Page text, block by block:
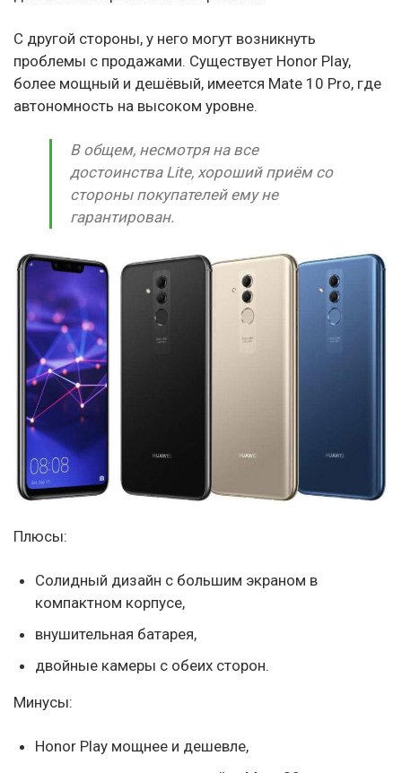
С другой стороны, у него могут возникнуть
проблемы с продажами. Существует Honor Play,
более мощный и дешёвый, имеется Mate 10 Pro, где
автономность на высоком уровне.
В общем, несмотря на все
достоинства Lite, хороший приём со
стороны покупателей ему не
гарантирован.
Плюсы:
Cолидный дизайн с большим экраном в
компактном корпусе,
внушительная батарея,
двойные камеры с обеих сторон.
Минусы:
Honor Play мощнее и дешевле,